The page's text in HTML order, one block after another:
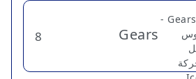
Gears
8